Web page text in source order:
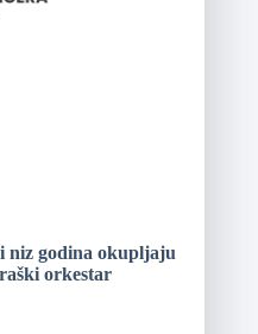
niz godina okupljaju
orkestar